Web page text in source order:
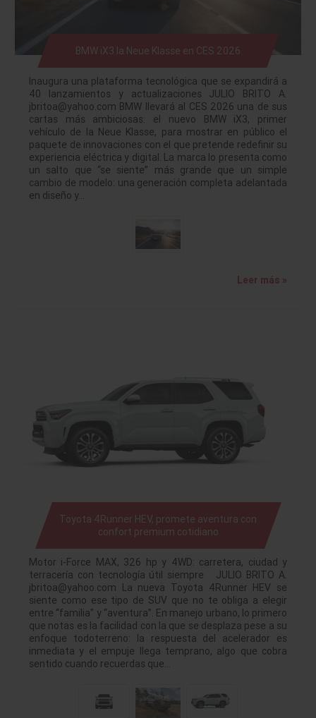
BMW iX3 la Neue Klasse en CES 2026
Inaugura una plataforma tecnológica que se expandirá a
40 lanzamientos y actualizaciones JULIO BRITO A.
jbritoa@yahoo.com BMW llevará al CES 2026 una de sus
cartas más ambiciosas: el nuevo BMW iX3, primer
vehículo de la Neue Klasse, para mostrar en público el
paquete de innovaciones con el que pretende redefinir su
experiencia eléctrica y digital. La marca lo presenta como
un salto que “se siente” más grande que un simple
cambio de modelo: una generación completa adelantada
en diseño y…
Leer más »
Toyota 4Runner HEV, promete aventura con
confort premium cotidiano
Motor i-Force MAX, 326 hp y 4WD: carretera, ciudad y
terracería con tecnología útil siempre JULIO BRITO A.
jbritoa@yahoo.com La nueva Toyota 4Runner HEV se
siente como ese tipo de SUV que no te obliga a elegir
entre “familia” y “aventura”. En manejo urbano, lo primero
que notas es la facilidad con la que se desplaza pese a su
enfoque todoterreno: la respuesta del acelerador es
inmediata y el empuje llega temprano, algo que cobra
sentido cuando recuerdas que…